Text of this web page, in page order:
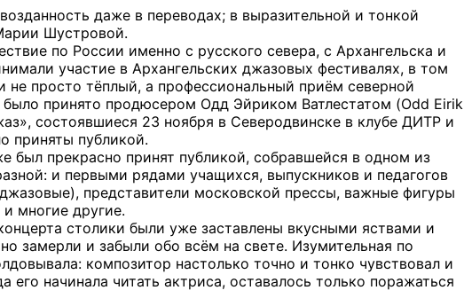
даже в переводах; в выразительной и тонкой
Шустровой.
по России именно с русского севера, с Архангельска и
участие в Архангельских джазовых фестивалях, в том
просто тёплый, а профессиональный приём северной
принято продюсером Одд Эйриком Ватлестатом (Odd Eirik
состоявшиеся 23 ноября в Северодвинске в клубе ДИТР и
приняты публикой.
был прекрасно принят публикой, собравшейся в одном из
и первыми рядами учащихся, выпускников и педагогов
представители московской прессы, важные фигуры
многие другие.
столики были уже заставлены вкусными яствами и
замерли и забыли обо всём на свете. Изумительная по
композитор настолько точно и тонко чувствовал и
начинала читать актриса, оставалось только поражаться